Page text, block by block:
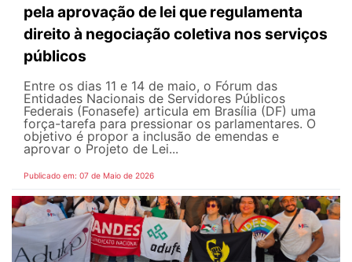
pela aprovação de lei que regulamenta
direito à negociação coletiva nos serviços
públicos
Entre os dias 11 e 14 de maio, o Fórum das
Entidades Nacionais de Servidores Públicos
Federais (Fonasefe) articula em Brasília (DF) uma
força-tarefa para pressionar os parlamentares. O
objetivo é propor a inclusão de emendas e
aprovar o Projeto de Lei...
Publicado em: 07 de Maio de 2026